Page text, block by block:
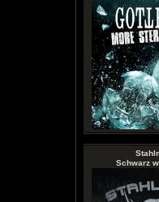
Schwarz